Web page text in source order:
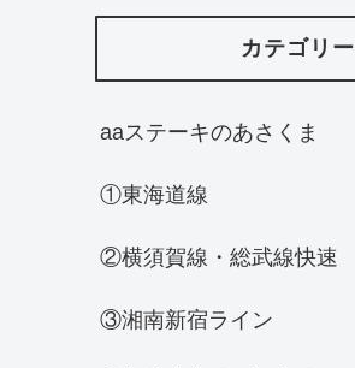
カテゴリー
aaステーキのあさくま
①東海道線
②横須賀線・総武線快速
③湘南新宿ライン